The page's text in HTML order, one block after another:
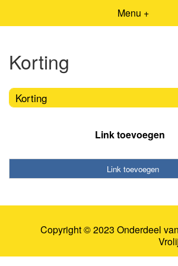
Menu +
Korting
Korting
Link toevoegen
Link toevoegen
Copyright © 2023 Onderdeel van